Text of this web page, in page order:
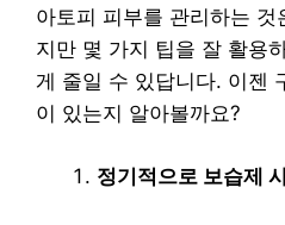
아토피 피부를 관리하는
지만 몇 가지 팁을 잘 활용
게 줄일 수 있답니다. 이젠
이 있는지 알아볼까요?
정기적으로 보습제